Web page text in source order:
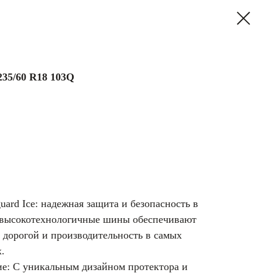
60 R18 103Q
Ice: надежная защита и безопасность в
шины обеспечивают
и производительность в самых
С уникальным дизайном протектора и